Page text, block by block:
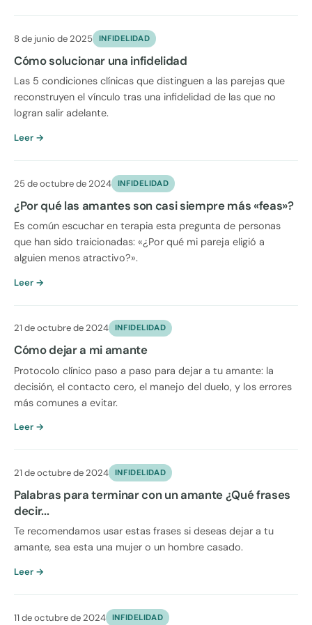
8 de junio de 2025 INFIDELIDAD
Cómo solucionar una infidelidad
Las 5 condiciones clínicas que distinguen a las parejas que
reconstruyen el vínculo tras una infidelidad de las que no
logran salir adelante.
Leer →
25 de octubre de 2024 INFIDELIDAD
¿Por qué las amantes son casi siempre más «feas»?
Es común escuchar en terapia esta pregunta de personas
que han sido traicionadas: «¿Por qué mi pareja eligió a
alguien menos atractivo?».
Leer →
21 de octubre de 2024 INFIDELIDAD
Cómo dejar a mi amante
Protocolo clínico paso a paso para dejar a tu amante: la
decisión, el contacto cero, el manejo del duelo, y los errores
más comunes a evitar.
Leer →
21 de octubre de 2024 INFIDELIDAD
Palabras para terminar con un amante ¿Qué frases
decir...
Te recomendamos usar estas frases si deseas dejar a tu
amante, sea esta una mujer o un hombre casado.
Leer →
11 de octubre de 2024 INFIDELIDAD